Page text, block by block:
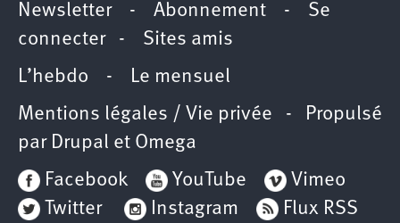
Newsletter- Abonnement - Se
connecter- Sites amis
L’hebdo - Le mensuel
Mentions légales / Vie privée - Propulsé
par Drupal et Omega
Facebook
YouTube
Vimeo
Twitter
Instagram Flux RSS